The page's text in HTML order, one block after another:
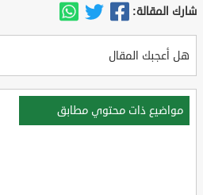
شارك المقالة:
هل أعجبك المقال
مواضيع ذات محتوي مطابق